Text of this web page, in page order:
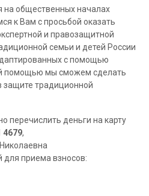
на общественных началах
к Вам с просьбой оказать
и правозащитной
семьи и детей России
с помощью
помощью мы сможем сделать
традиционной
перечислить деньги на карту
4679,
для приема взносов: